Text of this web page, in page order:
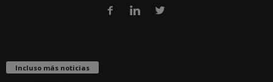
Incluso más noticias